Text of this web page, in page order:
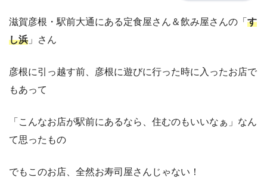
滋賀彦根・駅前大通にある定食屋さん＆飲み屋さんの「 す
し浜 」さん
彦根に引っ越す前、彦根に遊びに行った時に入ったお店で
もあって
「こんなお店が駅前にあるなら、住むのもいいなぁ」なん
て思ったもの
でもこのお店、全然お寿司屋さんじゃない！